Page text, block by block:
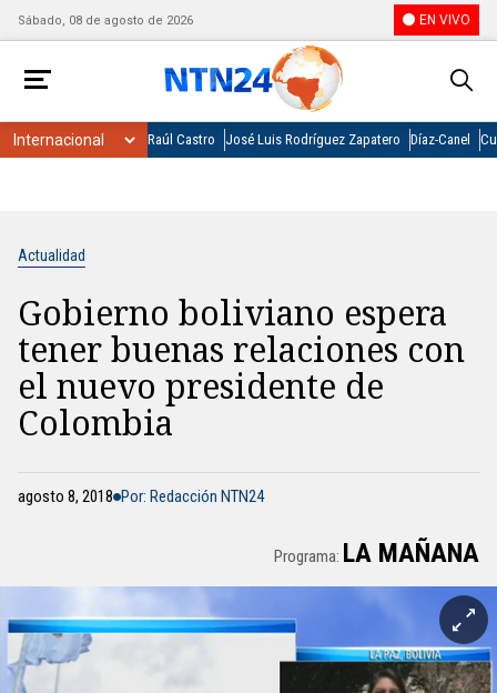
Sábado, 08 de agosto de 2026 EN VIVO
Raúl Castro José Luis Rodríguez Zapatero Díaz-Canel
Actualidad
Gobierno boliviano espera
tener buenas relaciones con
el nuevo presidente de
Colombia
agosto 8, 2018 Por: Redacción NTN24
Programa: LA MAÑANA